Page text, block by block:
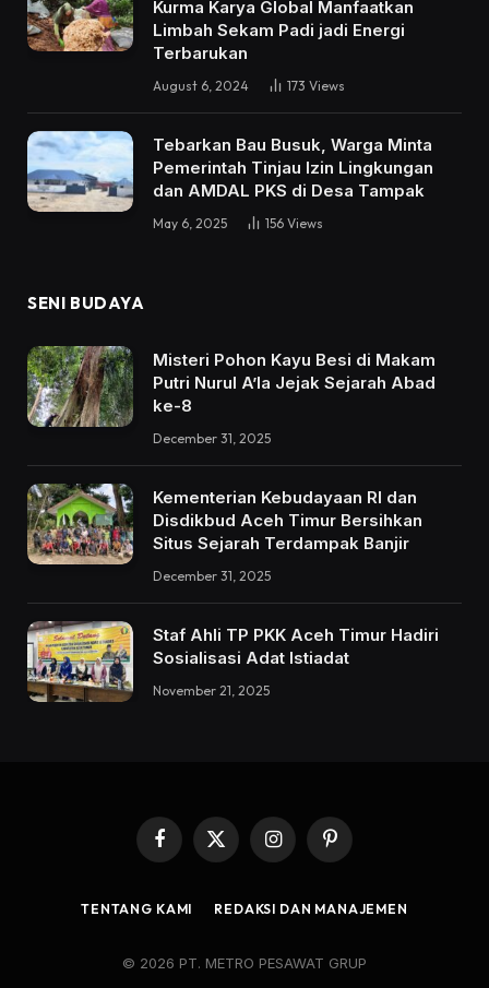
Kurma Karya Global Manfaatkan
Limbah Sekam Padi jadi Energi
Terbarukan
August 6, 2024 173 Views
Tebarkan Bau Busuk, Warga Minta
Pemerintah Tinjau Izin Lingkungan
dan AMDAL PKS di Desa Tampak
May 6, 2025 156 Views
SENI BUDAYA
Misteri Pohon Kayu Besi di Makam
Putri Nurul A’la Jejak Sejarah Abad
ke-8
December 31, 2025
Kementerian Kebudayaan RI dan
Disdikbud Aceh Timur Bersihkan
Situs Sejarah Terdampak Banjir
December 31, 2025
Staf Ahli TP PKK Aceh Timur Hadiri
Sosialisasi Adat Istiadat
November 21, 2025
Facebook
X
InstagramPinterest
TENTANG KAMI REDAKSI DAN MANAJEMEN
© 2026 PT. METRO PESAWAT GRUP